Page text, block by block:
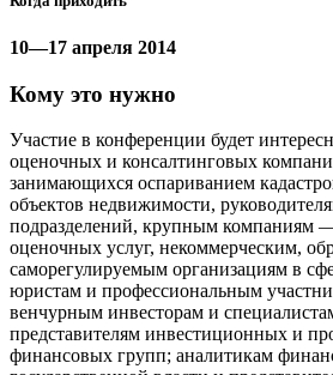
10—17 апреля 2014
Кому это нужно
Участие в конференции будет
оценочных и консалтинговых
занимающихся оспариванием
объектов недвижимости,
подразделений, крупным компаниям
оценочных услуг, некоммерческим,
саморегулируемым организациям в
юристам и профессиональным
венчурным инвесторам и
представителям инвестиционных и
финансовых групп; аналитикам